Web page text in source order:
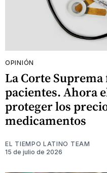
OPINIÓN
La Corte
pacientes. Ahora
proteger los
medicamentos
EL TIEMPO LATINO TEAM
15 de julio de 2026